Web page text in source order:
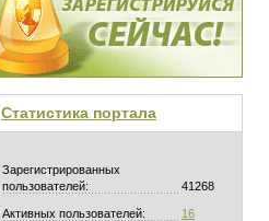
Статистика портала
Зарегистрированных
пользователей:
41268
Активных пользователей: 16